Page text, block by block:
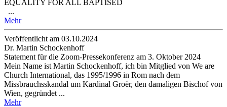
EQUALITY FOR ALL BAPTISED
...
Mehr
Veröffentlicht am 03­.10.2024
Dr. Martin Schockenhoff
Statement für die Zoom-Pressekonferenz am 3. Oktober 2024
Mein Name ist Martin Schockenhoff, ich bin Mitglied von We are
Church International, das 1995/1996 in Rom nach dem
Missbrauchsskandal um Kardinal Groër, den damaligen Bischof von
Wien, gegründet ...
Mehr